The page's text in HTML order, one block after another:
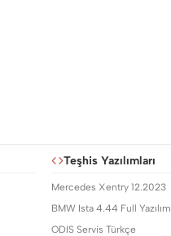
Teşhis Yazılımları
Mercedes Xentry 12.2023
BMW Ista 4.44 Full Yazılım
ODIS Servis Türkçe